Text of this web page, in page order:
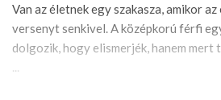
Van az életnek egy szakasza, amikor
versenyt senkivel. A középkorú férfi
dolgozik, hogy elismerjék, hanem mert
...